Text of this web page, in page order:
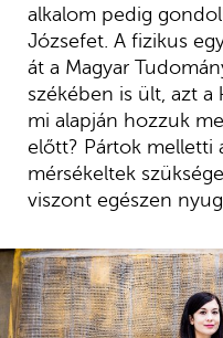
alkalom pedig
Józsefet. A fizikus
át a Magyar
székében is ült, azt
mi alapján hozzuk
előtt? Pártok melletti
mérsékeltek
viszont egészen